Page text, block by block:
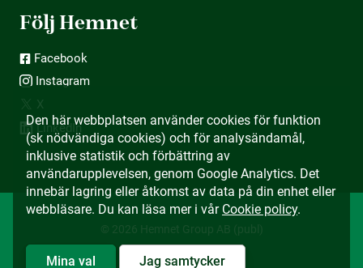
Följ Hemnet
Facebook
Instagram
X
LinkedIn
© 2026 Hemnet Group AB (publ)
Den här webbplatsen använder cookies för funktion
(sk nödvändiga cookies) och för analysändamål,
inklusive statistik och förbättring av
användarupplevelsen, genom Google Analytics. Det
innebär lagring eller åtkomst av data på din enhet eller
webbläsare. Du kan läsa mer i vår Cookie policy.
Mina val Jag samtycker